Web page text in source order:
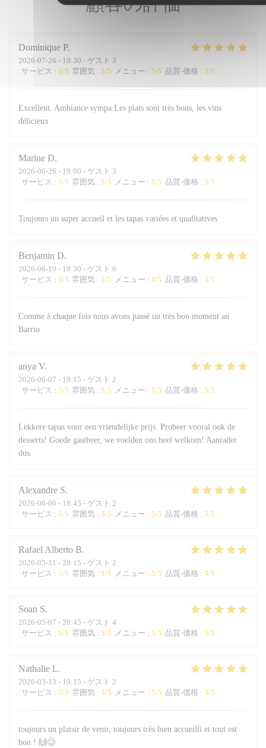
Dominique P
2026-07-26 - 19:30 - ゲスト 3
サービス : 5/5 雰囲気 : 5/5 メニュー : 5/5 品質-価格 : 5/5
Excellent. Ambiance sympa Les plats sont très bons, les vins
délicieux
Marine D
2026-06-26 - 19:00 - ゲスト 3
サービス : 5/5 雰囲気 : 5/5 メニュー : 5/5 品質-価格 : 5/5
Toujours un super accueil et les tapas variées et qualitatives
Benjamin D
2026-06-19 - 19:30 - ゲスト 6
サービス : 5/5 雰囲気 : 5/5 メニュー : 4/5 品質-価格 : 5/5
Comme à chaque fois nous avons passé un très bon moment au
Barrio
anya V
2026-06-07 - 19:15 - ゲスト 2
サービス : 5/5 雰囲気 : 5/5 メニュー : 5/5 品質-価格 : 5/5
Lekkere tapas voor een vriendelijke prijs. Probeer vooral ook de
desserts! Goede gastheer, we voelden ons heel welkom! Aanrader
dus.
Alexandre S
2026-06-06 - 18:45 - ゲスト 2
サービス : 5/5 雰囲気 : 5/5 メニュー : 5/5 品質-価格 : 5/5
Rafael Alberto B
2026-05-11 - 20:15 - ゲスト 2
サービス : 5/5 雰囲気 : 5/5 メニュー : 5/5 品質-価格 : 4/5
Soan S
2026-05-07 - 20:45 - ゲスト 4
サービス : 5/5 雰囲気 : 5/5 メニュー : 5/5 品質-価格 : 5/5
Nathalie L
2026-03-13 - 19:15 - ゲスト 2
サービス : 5/5 雰囲気 : 5/5 メニュー : 5/5 品質-価格 : 5/5
toujours un plaisir de venir, toujours très bien accueilli et tout est
bon ! 🙌😊